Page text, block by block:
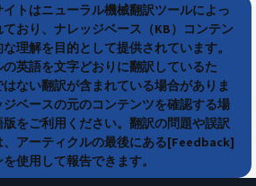
イトはニューラル機械翻訳ツールによっ
おり、ナレッジベース（KB）コンテン
理解を目的として提供されています。
の英語を文字どおりに翻訳しているた
ない翻訳が含まれている場合がありま
ベースの元のコンテンツを確認する場
をご利用ください。翻訳の問題や誤訳
、アーティクルの最後にある[Feedback]
使用して報告できます。